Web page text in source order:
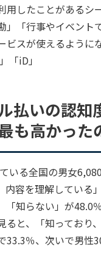
したことがあるシ
」「行事やイベント
スが使えるように
「iD」
払いの認
も高かっ
いる全国の男女
内容を理解している
「知らない」が48.0
ると、「知ってお
33.3％、次いで男性